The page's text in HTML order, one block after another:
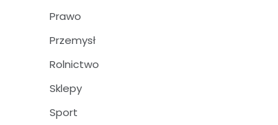
Prawo
Przemysł
Rolnictwo
Sklepy
Sport